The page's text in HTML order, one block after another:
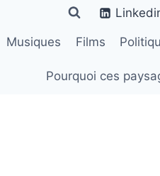
Musiques Films
Pourquoi ces